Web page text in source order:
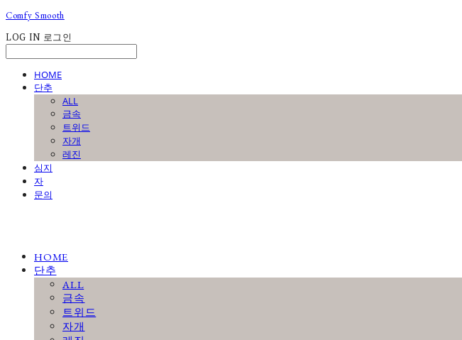
Comfy Smooth
LOG IN 로그인
HOME
단추
ALL
금속
트위드
자개
레진
심지
자
문의
HOME
단추
ALL
금속
트위드
자개